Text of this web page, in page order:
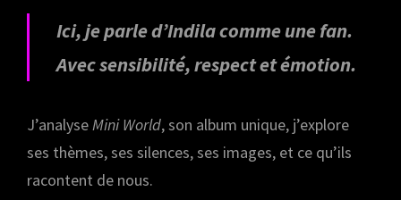
Ici, je parle d’Indila comme une fan.
Avec sensibilité, respect et émotion.
J’analyse Mini World, son album unique, j’explore
ses thèmes, ses silences, ses images, et ce qu’ils
racontent de nous.